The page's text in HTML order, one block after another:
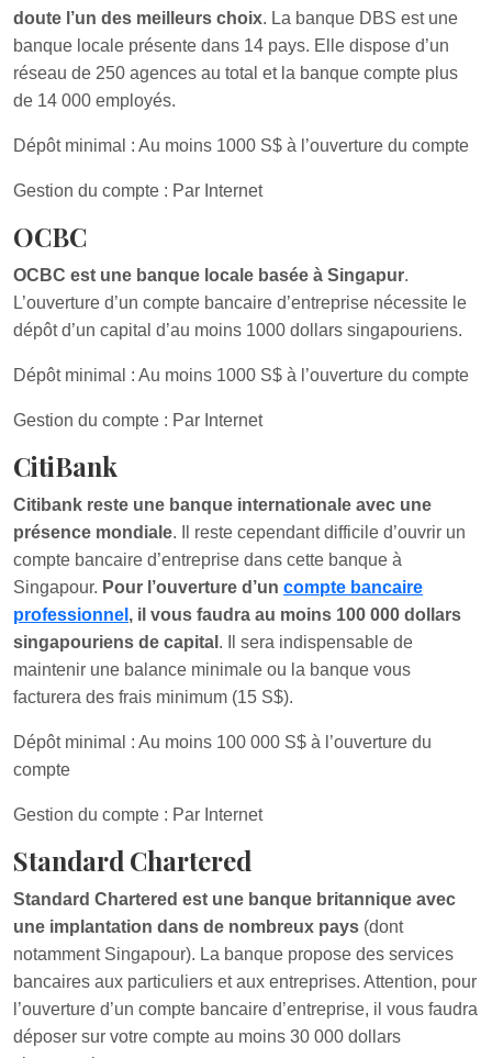
doute l’un des meilleurs choix. La banque DBS est une
banque locale présente dans 14 pays. Elle dispose d’un
réseau de 250 agences au total et la banque compte plus
de 14 000 employés.
Dépôt minimal : Au moins 1000 S$ à l’ouverture du compte
Gestion du compte : Par Internet
OCBC
OCBC est une banque locale basée à Singapur.
L’ouverture d’un compte bancaire d’entreprise nécessite le
dépôt d’un capital d’au moins 1000 dollars singapouriens.
Dépôt minimal : Au moins 1000 S$ à l’ouverture du compte
Gestion du compte : Par Internet
CitiBank
Citibank reste une banque internationale avec une
présence mondiale. Il reste cependant difficile d’ouvrir un
compte bancaire d’entreprise dans cette banque à
Singapour. Pour l’ouverture d’un compte bancaire
professionnel , il vous faudra au moins 100 000 dollars
singapouriens de capital . Il sera indispensable de
maintenir une balance minimale ou la banque vous
facturera des frais minimum (15 S$).
Dépôt minimal : Au moins 100 000 S$ à l’ouverture du
compte
Gestion du compte : Par Internet
Standard Chartered
Standard Chartered est une banque britannique avec
une implantation dans de nombreux pays (dont
notamment Singapour). La banque propose des services
bancaires aux particuliers et aux entreprises. Attention, pour
l’ouverture d’un compte bancaire d’entreprise, il vous faudra
déposer sur votre compte au moins 30 000 dollars